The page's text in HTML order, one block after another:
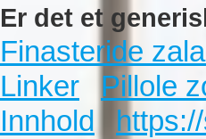
Er det et
Finasteride
Linker
Pillole
Innhold